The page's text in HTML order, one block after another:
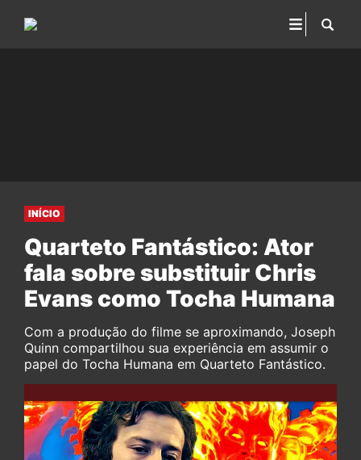
INÍCIO
Quarteto Fantástico: Ator
fala sobre substituir Chris
Evans como Tocha Humana
Com a produção do filme se aproximando, Joseph
Quinn compartilhou sua experiência em assumir o
papel do Tocha Humana em Quarteto Fantástico.